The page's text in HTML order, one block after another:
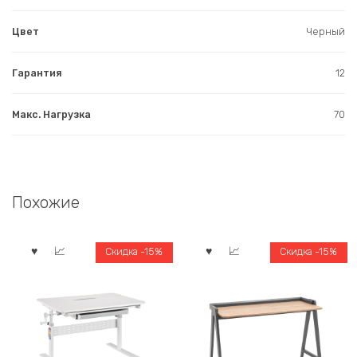
Цвет Черный
Гарантия 12
Макс. Нагрузка 70
Похожие
Скидка -15% Скидка -15%